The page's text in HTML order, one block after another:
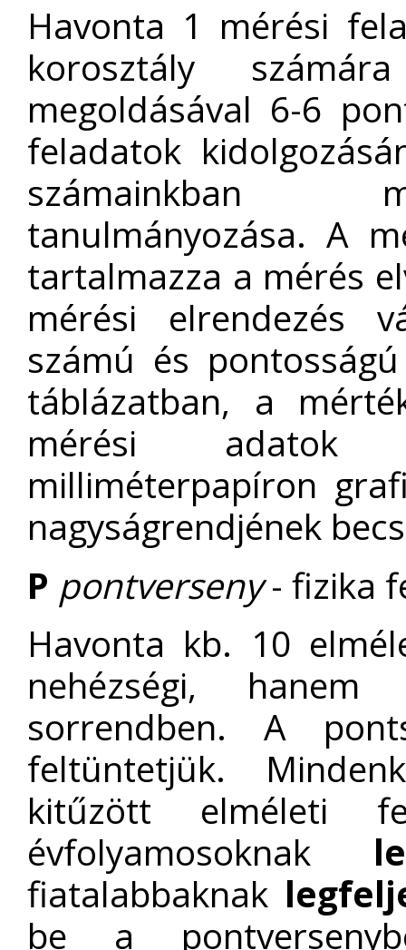
Havonta 1 mérési
korosztály
megoldásával 6-6
feladatok
számainkban
tanulmányozása. A
tartalmazza a mérés
mérési elrendezés
számú és
táblázatban, a
mérési adatok
milliméterpapíron
nagyságrendjének
P pontverseny- fizika
Havonta kb. 10
nehézségi,
sorrendben. A
feltüntetjük.
kitűzött elméleti
évfolyamosoknak
fiatalabbaknak
be a